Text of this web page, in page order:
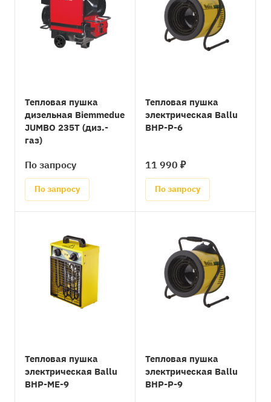
Тепловая пушка
дизельная Biemmedue
JUMBO 235Т (диз.-
газ)
По запросу
По запросу
Тепловая пушка
электрическая Ballu
BHP-P-6
11 990 ₽
По запросу
Тепловая пушка
электрическая Ballu
BHP-ME-9
Тепловая пушка
электрическая Ballu
BHP-P-9